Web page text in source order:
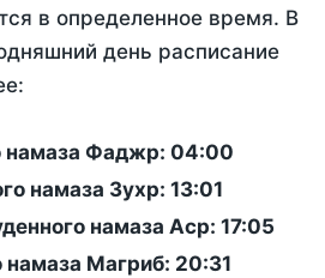
в определенное время. В
день расписание
намаза Фаджр: 04:00
намаза Зухр: 13:01
намаза Аср: 17:05
намаза Магриб: 20:31